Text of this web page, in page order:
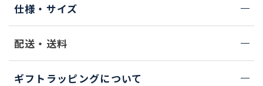
仕様・サイズ
配送・送料
ギフトラッピングについて